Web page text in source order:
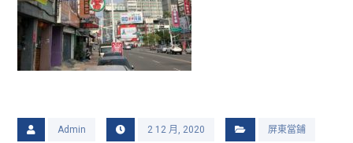
Admin 2 12 月, 2020 屏東當鋪